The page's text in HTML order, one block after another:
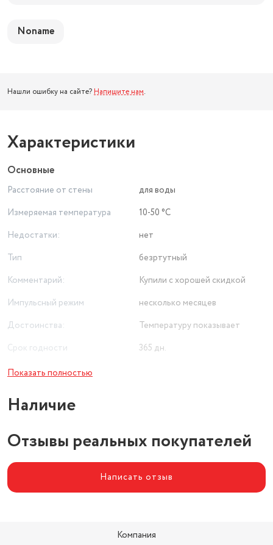
Noname
Нашли ошибку на сайте? Напишите нам.
Характеристики
Основные
Расстояние от стены
для воды
Измеряемая температура
10-50 °C
Недостатки:
нет
Тип
безртутный
Комментарий:
Купили с хорошей скидкой
Импульсный режим
несколько месяцев
Достоинства:
Температуру показывает
Срок годности
365 дн.
Типоразмер
Показать полностью
Наличие
Отзывы реальных покупателей
Написать отзыв
Компания